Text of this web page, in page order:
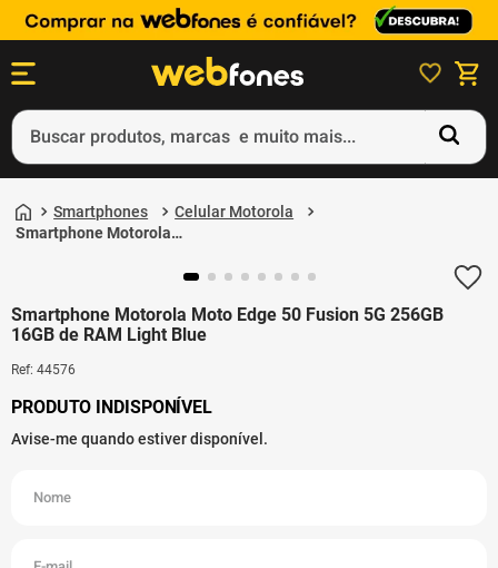
Buscar produtos, marcas e muito mais...
Smartphones
Celular Motorola
Smartphone Motorola
Smartphone Motorola Moto Edge 50 Fusion 5G 256GB
16GB de RAM Light Blue
Ref: 44576
1º
ps5
3º
smartphone
4º
ps4